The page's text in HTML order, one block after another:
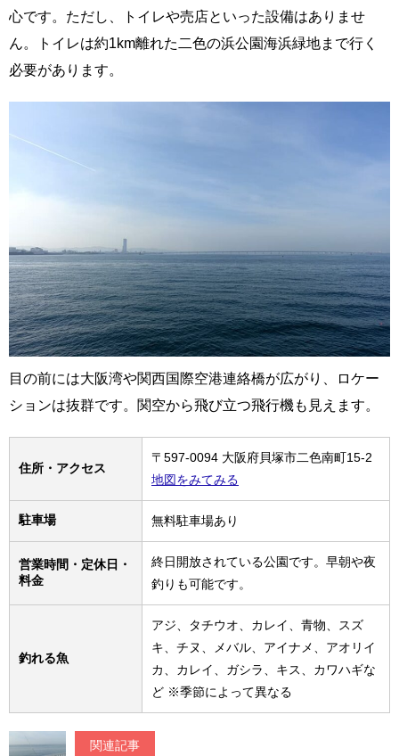
心です。ただし、トイレや売店といった設備はありませ
ん。トイレは約1km離れた二色の浜公園海浜緑地まで行く
必要があります。
目の前には大阪湾や関西国際空港連絡橋が広がり、ロケー
ションは抜群です。関空から飛び立つ飛行機も見えます。
住所・アクセス
〒597-0094 大阪府貝塚市二色南町15-2
地図をみてみる
駐車場 無料駐車場あり
営業時間・定休日・
料金
終日開放されている公園です。早朝や夜​
釣りも可能です。
釣れる魚
アジ、タチウオ、カレイ、青物、スズ
キ、チヌ、メバル、アイナメ、アオリイ
カ、カレイ、ガシラ、キス、カワハギな
ど ※季節によって異なる
関連記事